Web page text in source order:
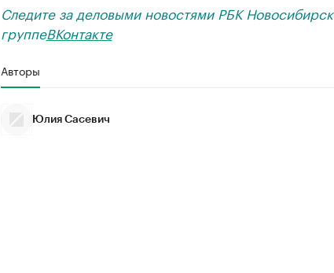
Следите за деловыми новостями РБК
группеВКонтакте
Авторы
Юлия Сасевич